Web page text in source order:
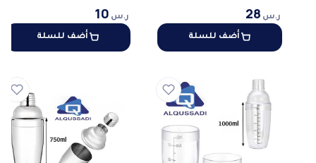
ر.س 28
أضف للسلة
ر.س 10
أضف للسلة